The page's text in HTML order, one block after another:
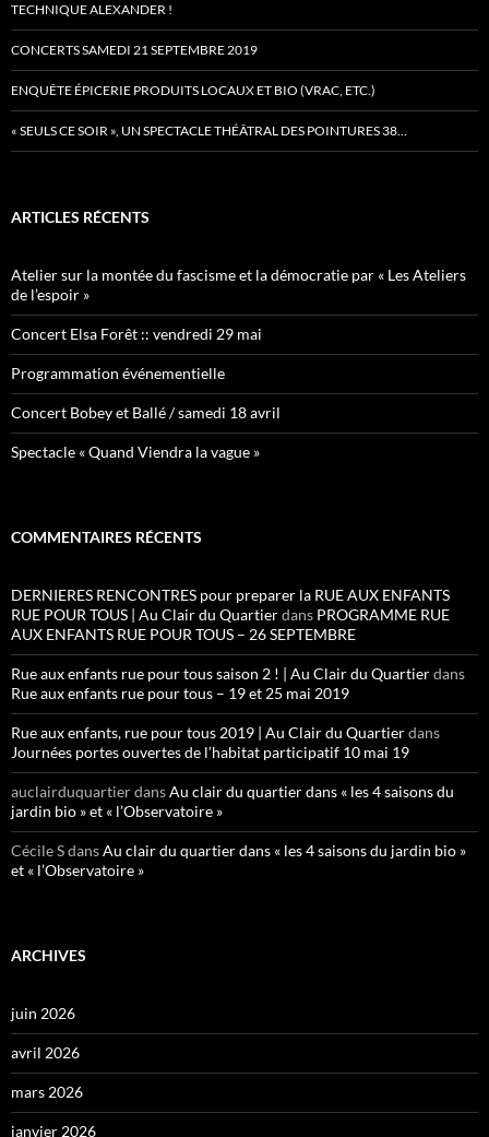
TECHNIQUE ALEXANDER !
CONCERTS SAMEDI 21 SEPTEMBRE 2019
ENQUÊTE ÉPICERIE PRODUITS LOCAUX ET BIO (VRAC, ETC.)
« SEULS CE SOIR », UN SPECTACLE THÉÂTRAL DES POINTURES 38…
ARTICLES RÉCENTS
Atelier sur la montée du fascisme et la démocratie par « Les Ateliers
de l’espoir »
Concert Elsa Forêt :: vendredi 29 mai
Programmation événementielle
Concert Bobey et Ballé / samedi 18 avril
Spectacle « Quand Viendra la vague »
COMMENTAIRES RÉCENTS
DERNIERES RENCONTRES pour preparer la RUE AUX ENFANTS
RUE POUR TOUS | Au Clair du Quartierdans PROGRAMME RUE
AUX ENFANTS RUE POUR TOUS – 26 SEPTEMBRE
Rue aux enfants rue pour tous saison 2 ! | Au Clair du Quartierdans
Rue aux enfants rue pour tous – 19 et 25 mai 2019
Rue aux enfants, rue pour tous 2019 | Au Clair du Quartierdans
Journées portes ouvertes de l’habitat participatif 10 mai 19
auclairduquartierdansAu clair du quartier dans « les 4 saisons du
jardin bio » et « l’Observatoire »
Cécile SdansAu clair du quartier dans « les 4 saisons du jardin bio »
et « l’Observatoire »
ARCHIVES
juin 2026
avril 2026
mars 2026
janvier 2026